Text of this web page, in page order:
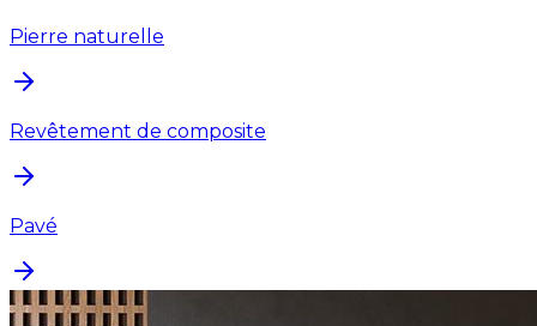
Pierre naturelle
Revêtement de composite
Pavé